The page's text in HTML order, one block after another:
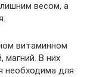
весом, а
витаминном
магний. В них
необходима для